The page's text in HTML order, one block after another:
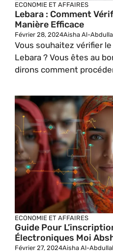
ECONOMIE ET AFFAIRES
Lebara : Comment
Manière Efficace
Février 28, 2024Aisha Al-
Vous souhaitez vérifier
Lebara ? Vous êtes au
dirons comment
ECONOMIE ET AFFAIRES
Guide Pour
Électroniques Moi
Février 27, 2024Aisha Al-